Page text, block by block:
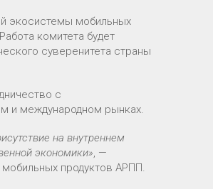
экосистемы мобильных
комитета будет
суверенитета страны
с
и международном рынках.
на внутреннем
экономики», —
продуктов АРПП.